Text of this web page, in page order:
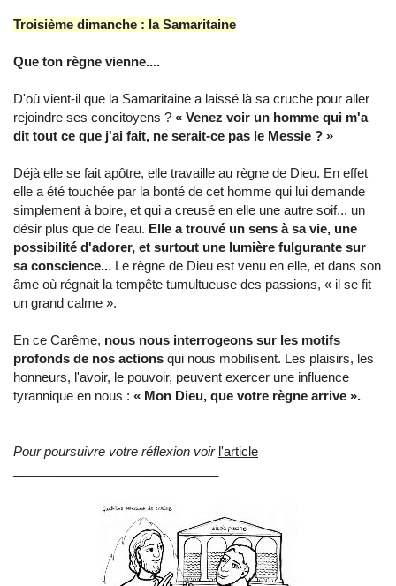
Troisième dimanche : la Samaritaine
Que ton règne vienne....
D'où vient-il que la Samaritaine a laissé là sa cruche pour aller
rejoindre ses concitoyens ? « Venez voir un homme qui m'a
dit tout ce que j'ai fait, ne serait-ce pas le Messie ? »
Déjà elle se fait apôtre, elle travaille au règne de Dieu. En effet
elle a été touchée par la bonté de cet homme qui lui demande
simplement à boire, et qui a creusé en elle une autre soif... un
désir plus que de l'eau. Elle a trouvé un sens à sa vie, une
possibilité d'adorer, et surtout une lumière fulgurante sur
sa conscience... Le règne de Dieu est venu en elle, et dans son
âme où régnait la tempête tumultueuse des passions, « il se fit
un grand calme ».
En ce Carême, nous nous interrogeons sur les motifs
profonds de nos actions qui nous mobilisent. Les plaisirs, les
honneurs, l'avoir, le pouvoir, peuvent exercer une influence
tyrannique en nous : « Mon Dieu, que votre règne arrive ».
Pour poursuivre votre réflexion voir l'article